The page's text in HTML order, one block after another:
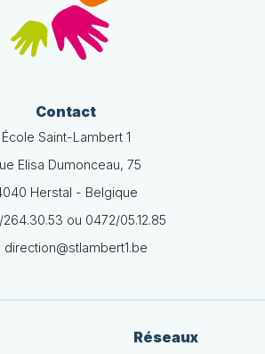
Contact
École Saint-Lambert 1
Elisa Dumonceau, 75
Herstal - Belgique
ou 0472/05.12.85
direction@stlambert1.be
Réseaux